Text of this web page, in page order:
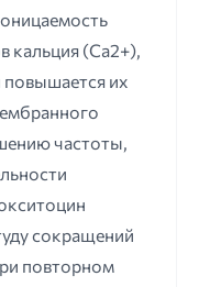
кальция (Са2+),
повышается их
частоты,
сокращений
повторном